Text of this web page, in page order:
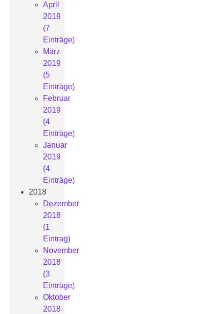
April
2019
(7
Einträge)
März
2019
(5
Einträge)
Februar
2019
(4
Einträge)
Januar
2019
(4
Einträge)
2018
Dezember
2018
(1
Eintrag)
November
2018
(3
Einträge)
Oktober
2018